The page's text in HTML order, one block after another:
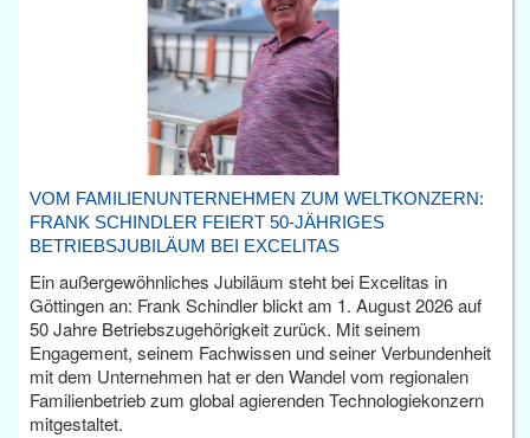
VOM FAMILIENUNTERNEHMEN ZUM WELTKONZERN:
FRANK SCHINDLER FEIERT 50-JÄHRIGES
BETRIEBSJUBILÄUM BEI EXCELITAS
Ein außergewöhnliches Jubiläum steht bei Excelitas in
Göttingen an: Frank Schindler blickt am 1. August 2026 auf
50 Jahre Betriebszugehörigkeit zurück. Mit seinem
Engagement, seinem Fachwissen und seiner Verbundenheit
mit dem Unternehmen hat er den Wandel vom regionalen
Familienbetrieb zum global agierenden Technologiekonzern
mitgestaltet.